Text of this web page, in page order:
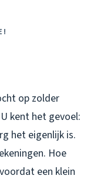
op zolder
kent het gevoel:
het eigenlijk is.
Hoe
een klein